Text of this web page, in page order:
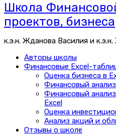
Школа
проектов, бизнеса
к.э.н. Жданова Василия и
Авторы школы
Финансовые Excel-
Оценка бизнеса в
Финансовый
Финансовый
Excel
Оценка
Анализ акций и
Отзывы о школе